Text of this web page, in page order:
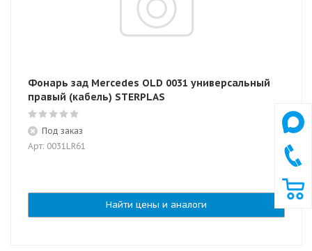
Фонарь зад Mercedes OLD 0031 универсальный
правый (кабель) STERPLAS
Под заказ
Арт: 0031LR61
Найти цены и аналоги